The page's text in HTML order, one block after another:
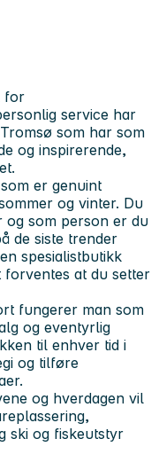
for
service har
som har som
og inspirerende,
er genuint
og vinter. Du
som person er du
de siste trender
spesialistbutikk
at du setter
fungerer man som
og eventyrlig
til enhver tid i
og tilføre
og hverdagen vil
ski og fiskeutstyr